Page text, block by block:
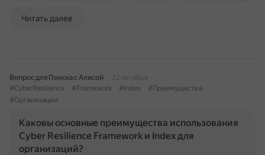
Читать далее
Вопрос для Поиска с Алисой
22 октября
#CyberResilience
#Framework #Index
#Преимущества
#Организации
Каковы основные преимущества использования
Cyber Resilience Framework и Index для
организаций?